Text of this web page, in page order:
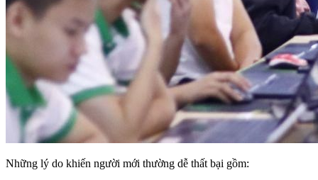
Những lý do khiến người mới thường dễ thất bại gồm: